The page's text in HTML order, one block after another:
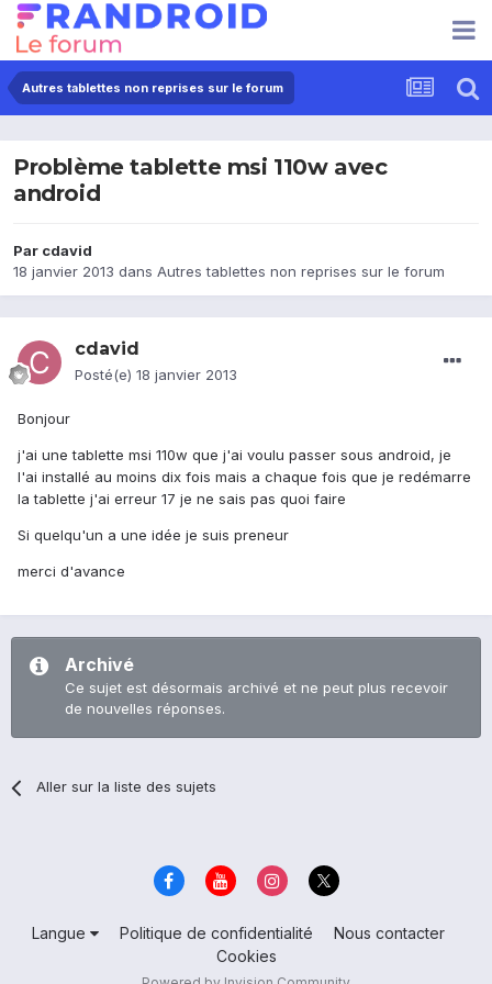
Autres tablettes non reprises sur le forum
Problème tablette msi 110w avec
android
Par cdavid
18 janvier 2013 dans Autres tablettes non reprises sur le forum
cdavid
Posté(e) 18 janvier 2013
Bonjour
j'ai une tablette msi 110w que j'ai voulu passer sous android, je
l'ai installé au moins dix fois mais a chaque fois que je redémarre
la tablette j'ai erreur 17 je ne sais pas quoi faire
Si quelqu'un a une idée je suis preneur
merci d'avance
Archivé
Ce sujet est désormais archivé et ne peut plus recevoir
de nouvelles réponses.
Aller sur la liste des sujets
Langue Politique de confidentialité
Nous contacter
Cookies